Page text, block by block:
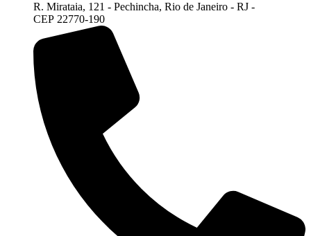
R. Mirataia, 121 - Pechincha, Rio de Janeiro - RJ -
CEP 22770-190